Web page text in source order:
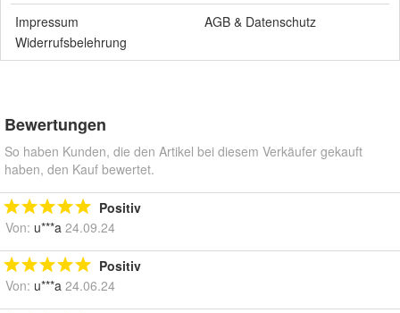
Impressum
AGB & Datenschutz
Widerrufsbelehrung
Bewertungen
So haben Kunden, die den Artikel bei diesem Verkäufer gekauft
haben, den Kauf bewertet.
Positiv
Von: u***a 24.09.24
Positiv
Von: u***a 24.06.24